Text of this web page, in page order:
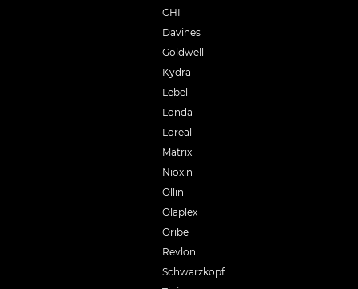
CHI
Davines
Goldwell
Kydra
Lebel
Londa
Loreal
Matrix
Nioxin
Ollin
Olaplex
Oribe
Revlon
Schwarzkopf